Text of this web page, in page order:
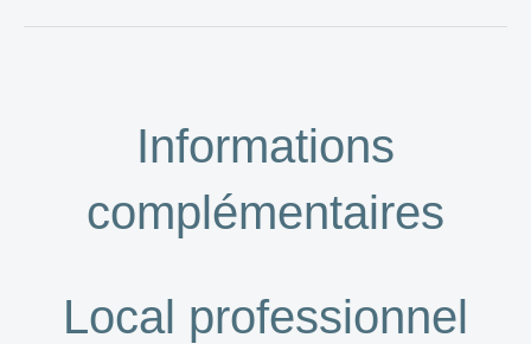
Informations
complémentaires
Local professionnel